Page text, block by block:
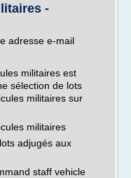
-
adresse e-mail
militaires est
sélection de lots
militaires sur
militaires
adjugés aux
staff vehicle